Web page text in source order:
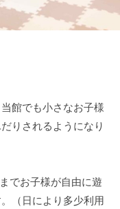
館でも小さなお子様
りされるようになり
でお子様が自由に遊
（日により多少利用